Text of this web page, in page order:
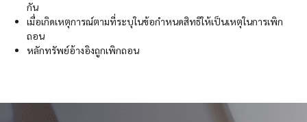
กัน
เมื่อเกิดเหตุการณ์ตามที่ระบุในข้อกำหนดสิทธิให้เป็นเหตุในการเพิก
ถอน
หลักทรัพย์อ้างอิงถูกเพิกถอน